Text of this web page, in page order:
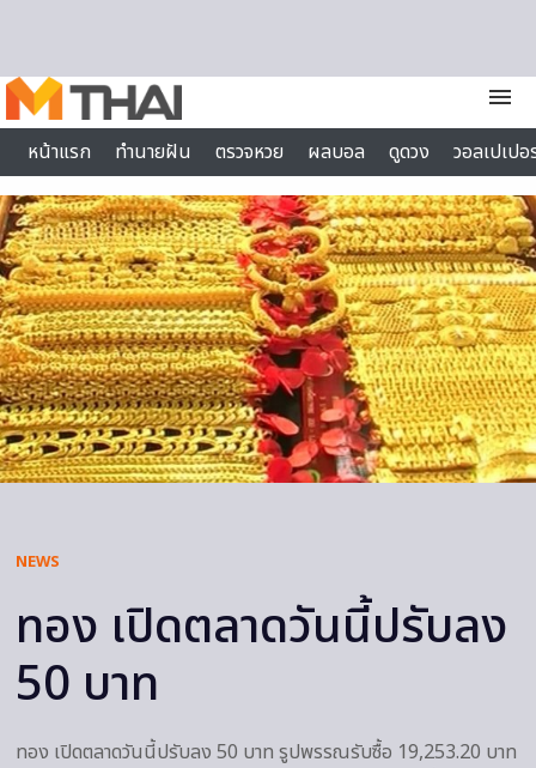
menu
หน้าแรก
ทำนายฝัน ตรวจหวย ผลบอล ดูดวง
วอลเปเป
ไลฟ์สไตล์
NEWS
ทอง เปิดตลาดวันนี้ปรับลง
50 บาท
ทอง เปิดตลาดวันนี้ปรับลง 50 บาท รูปพรรณรับซื้อ 19,253.20 บาท